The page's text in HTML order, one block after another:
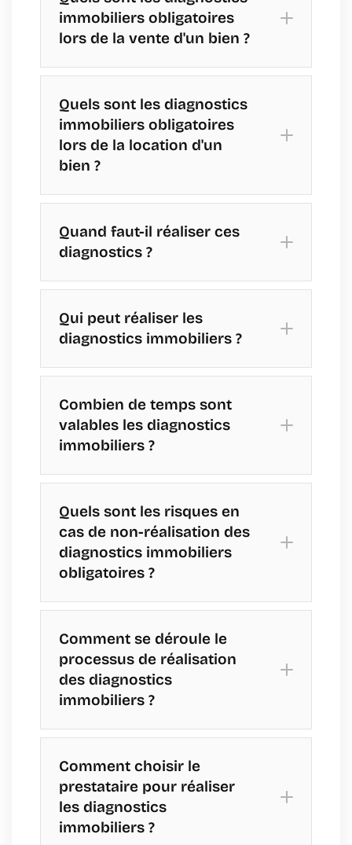
immobiliers obligatoires
lors de la vente d'un bien ?
Énergétique (DPE) :
Diagnostic Amiante :
État des Risques Naturels, Miniers
et Technologiques (ERNMT) :
État des Installations Intérieures
de Gaz et d'Électricité :
Mesurage Loi Carrez :
Quels sont les diagnostics
immobiliers obligatoires
lors de la location d'un
bien ?
Diagnostic de performance
énergétique (DPE) :
État des risques naturels, miniers
et technologiques (ERNMT) :
Diagnostic plomb (CREP) :
État des installations intérieures de
gaz et d'électricité :
Quand faut-il réaliser ces
diagnostics ?
Qui peut réaliser les
diagnostics immobiliers ?
Combien de temps sont
valables les diagnostics
immobiliers ?
Quels sont les risques en
cas de non-réalisation des
diagnostics immobiliers
obligatoires ?
Comment se déroule le
processus de réalisation
des diagnostics
immobiliers ?
Comment choisir le
prestataire pour réaliser
les diagnostics
immobiliers ?